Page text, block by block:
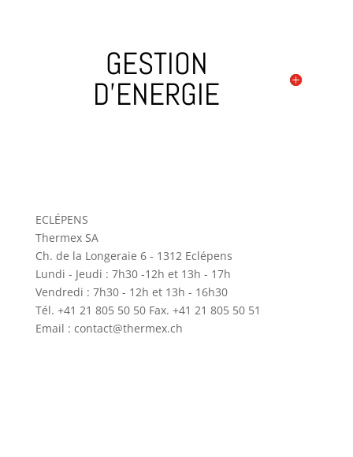
GESTION
D'ENERGIE
ECLÉPENS
Thermex SA
Ch. de la Longeraie 6 - 1312 Eclépens
Lundi - Jeudi : 7h30 -12h et 13h - 17h
Vendredi : 7h30 - 12h et 13h - 16h30
Tél. +41 21 805 50 50 Fax. +41 21 805 50 51
Email : contact@thermex.ch